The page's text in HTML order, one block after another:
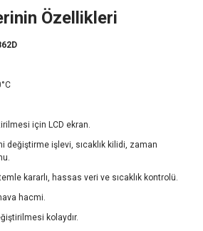
Özellikleri
için LCD ekran.
değiştirme işlevi, sıcaklık kilidi, zaman
kararlı, hassas veri ve sıcaklık kontrolü.
hacmi.
kolaydır.